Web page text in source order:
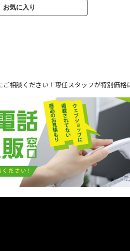
お気に入り
相談ください！専任スタッフが特別価格